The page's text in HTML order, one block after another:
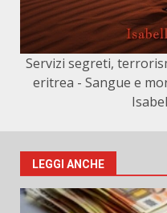
Servizi segreti,
eritrea - Sangue e
LEGGI ANCHE